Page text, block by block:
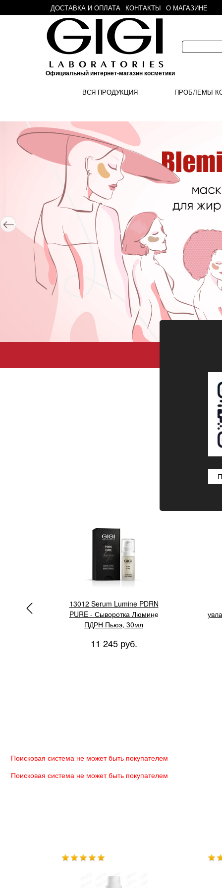
ДОСТАВКА И ОПЛАТА КОНТАКТЫ О МАГАЗИНЕ
Официальный интернет-магазин косметики
ВСЯ ПРОДУКЦИЯ ПРОБЛЕМЫ
13012 Serum Lumine PDRN
PURE - Сыворотка Люмине
ПДРН Пьюэ, 30мл
11 245 руб.
Поисковая система не может быть покупателем
Поисковая система не может быть покупателем